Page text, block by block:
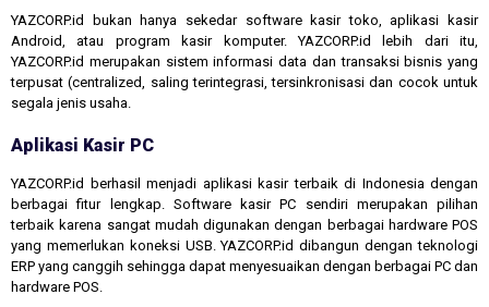
YAZCORP.id bukan hanya sekedar software kasir toko, aplikasi kasir
Android, atau program kasir komputer. YAZCORP.id lebih dari itu,
YAZCORP.id merupakan sistem informasi data dan transaksi bisnis yang
terpusat (centralized, saling terintegrasi, tersinkronisasi dan cocok untuk
segala jenis usaha.
Aplikasi Kasir PC
YAZCORP.id berhasil menjadi aplikasi kasir terbaik di Indonesia dengan
berbagai fitur lengkap. Software kasir PC sendiri merupakan pilihan
terbaik karena sangat mudah digunakan dengan berbagai hardware POS
yang memerlukan koneksi USB. YAZCORP.id dibangun dengan teknologi
ERP yang canggih sehingga dapat menyesuaikan dengan berbagai PC dan
hardware POS.